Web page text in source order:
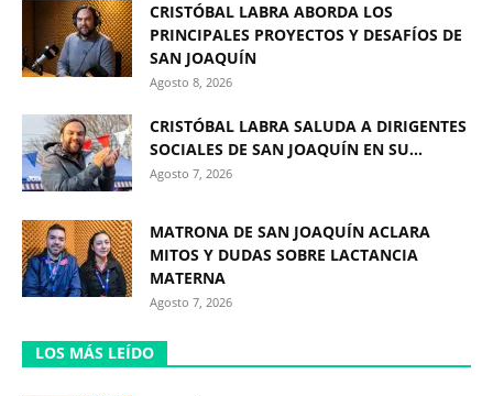
CRISTÓBAL LABRA ABORDA LOS
PRINCIPALES PROYECTOS Y DESAFÍOS DE
SAN JOAQUÍN
Agosto 8, 2026
CRISTÓBAL LABRA SALUDA A DIRIGENTES
SOCIALES DE SAN JOAQUÍN EN SU...
Agosto 7, 2026
MATRONA DE SAN JOAQUÍN ACLARA
MITOS Y DUDAS SOBRE LACTANCIA
MATERNA
Agosto 7, 2026
LOS MÁS LEÍDO